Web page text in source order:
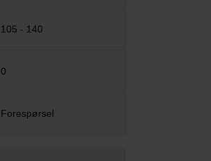
105 - 140
0
Forespørsel